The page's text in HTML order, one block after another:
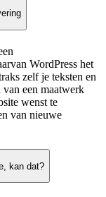
WordPress het
zelf je teksten en
van een maatwerk
wenst te
van nieuwe
kan dat?